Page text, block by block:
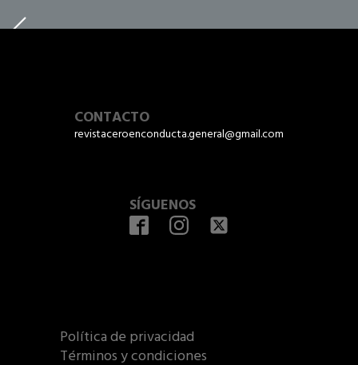
CONTACTO
revistaceroenconducta.general@gmail.com
SÍGUENOS
Política de privacidad
Términos y condiciones